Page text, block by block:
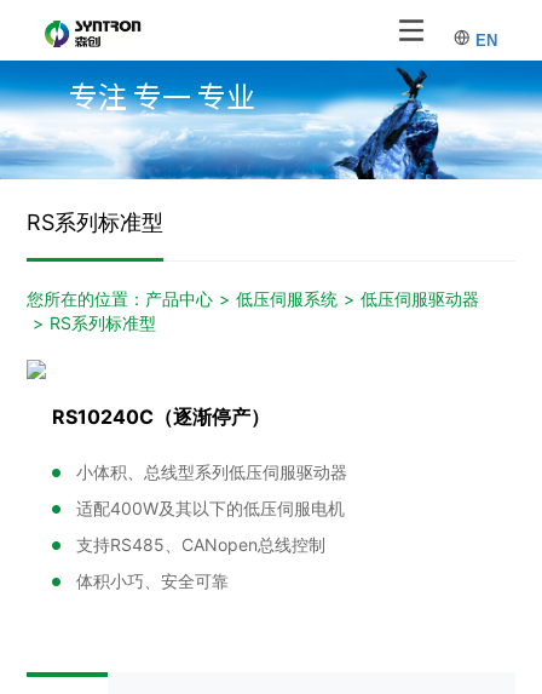
EN
专注 专一 专业
RS系列标准型
您所在的位置： 产品中心 > 低压伺服系统 > 低压伺服驱动器
> RS系列标准型
RS10240C（逐渐停产）
小体积、总线型系列低压伺服驱动器
适配400W及其以下的低压伺服电机
支持RS485、CANopen总线控制
体积小巧、安全可靠